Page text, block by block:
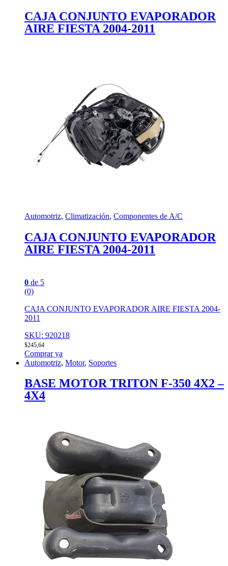
CAJA CONJUNTO EVAPORADOR
AIRE FIESTA 2004-2011
Automotriz, Climatización, Componentes de A/C
CAJA CONJUNTO EVAPORADOR
AIRE FIESTA 2004-2011
0 de 5
(0)
CAJA CONJUNTO EVAPORADOR AIRE FIESTA 2004-
2011
SKU: 920218
$245,64
Comprar ya
Automotriz, Motor, Soportes
BASE MOTOR TRITON F-350 4X2 –
4X4